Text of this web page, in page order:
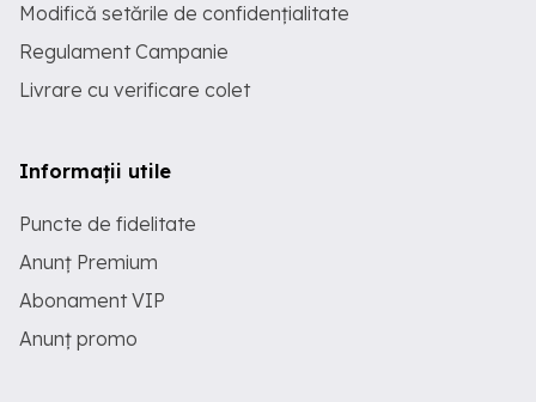
Modifică setările de confidențialitate
Regulament Campanie
Livrare cu verificare colet
Informații utile
Puncte de fidelitate
Anunț Premium
Abonament VIP
Anunț promo